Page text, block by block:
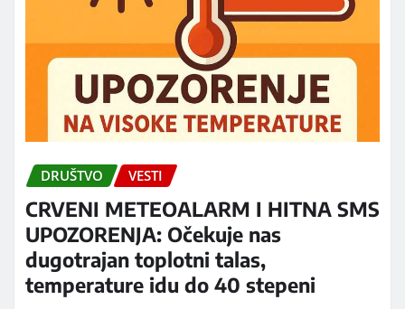
DRUŠTVO VESTI
CRVENI METEOALARM I HITNA SMS
UPOZORENJA: Očekuje nas
dugotrajan toplotni talas,
temperature idu do 40 stepeni